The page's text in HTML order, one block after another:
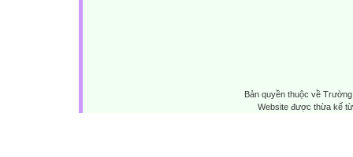
Bản quyền thuộc về
Website được thừa kế